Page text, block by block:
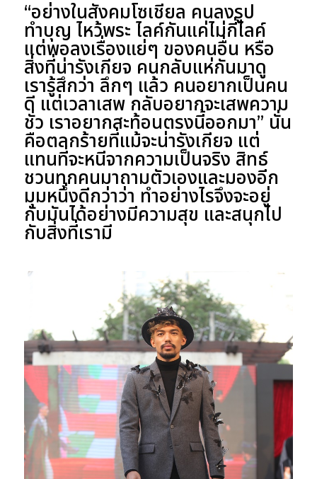
“อย่างในสังคมโซเชียล คนลงรูป
ทำบุญ ไหว้พระ ไลค์กันแค่ไม่กี่ไลค์
แต่พอลงเรื่องแย่ๆ ของคนอื่น หรือ
สิ่งที่น่ารังเกียจ คนกลับแห่กันมาดู
เรารู้สึกว่า ลึกๆ แล้ว คนอยากเป็นคน
ดี แต่เวลาเสพ กลับอยากจะเสพความ
ชั่ว เราอยากสะท้อนตรงนี้ออกมา” นั่น
คือตลกร้ายที่แม้จะน่ารังเกียจ แต่
แทนที่จะหนีจากความเป็นจริง สิทธ์
ชวนทุกคนมาถามตัวเองและมองอีก
มุมหนึ่งดีกว่าว่า ทำอย่างไรจึงจะอยู่
กับมันได้อย่างมีความสุข และสนุกไป
กับสิ่งที่เรามี